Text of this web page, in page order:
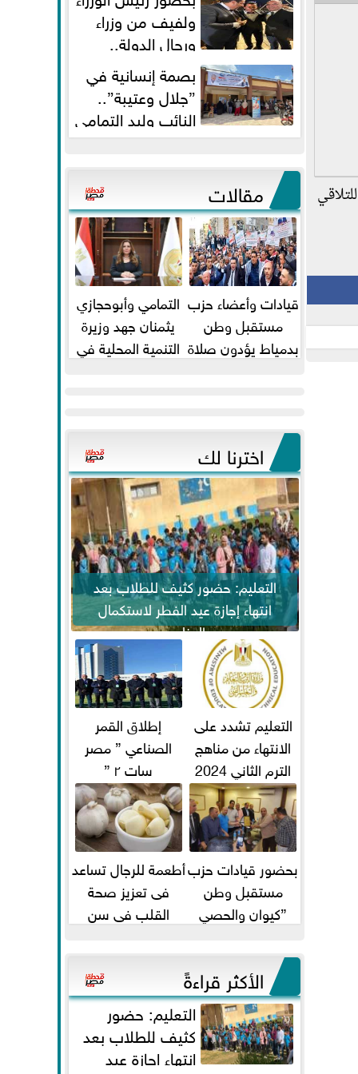
ولفيف من وزراء
ورجال الدولة..
النائبان وليد التمامي ومحمد...
بصمة إنسانية في
”جلال وعتيبة”..
النائب وليد التمامي
والبروفيسور جمال شيحة يداويان...
مقالات
قيادات وأعضاء حزب
مستقبل وطن
بدمياط يؤدون صلاة
التمامي وأبوحجازي
يثمنان جهد وزيرة
التنمية المحلية في
اخترنا لك
التعليم: حضور كثيف للطلاب بعد
انتهاء إجازة عيد الفطر لاستكمال
المناهج
التعليم تشدد على
الانتهاء من مناهج
الترم الثاني 2024
قبل الامتحانات
إطلاق القمر
الصناعي ” مصر
سات ٢ ”
بحضور قيادات حزب
مستقبل وطن
”كيوان والحصي
وعيسي” أمانه كفر...
أطعمة للرجال تساعد
فى تعزيز صحة
القلب فى سن
الأكثر قراءةً
التعليم: حضور
كثيف للطلاب بعد
انتهاء إجازة عيد